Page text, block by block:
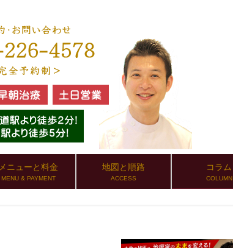
メニューと料金
MENU & PAYMENT
地図と順路
ACCESS
コラム
COLUMN